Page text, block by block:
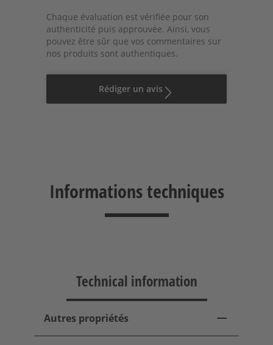
Chaque évaluation est vérifiée pour son
authenticité puis approuvée. Ainsi, vous
pouvez être sûr que vos commentaires sur
nos produits sont authentiques.
Rédiger un avis
Informations techniques
Technical information
Autres propriétés